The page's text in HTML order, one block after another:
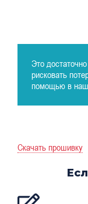
Это
рисковать
помощью в
Скачать прошивку